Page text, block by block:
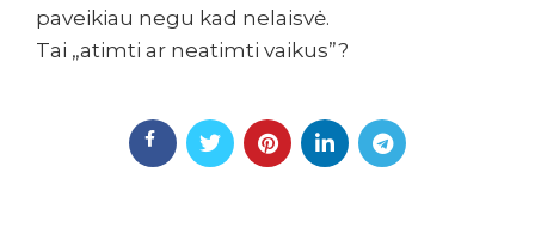
paveikiau negu kad nelaisvė.
Tai „atimti ar neatimti vaikus”?